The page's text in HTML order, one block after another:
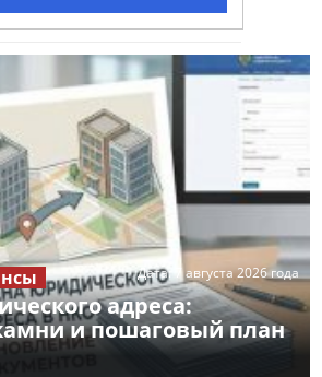
адреса:
и пошаговый план
Дата: 7 августа 2026 года